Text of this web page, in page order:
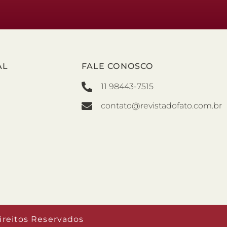
FALE CONOSCO
11 98443-7515
contato@revistadofato.com.br
Reservados